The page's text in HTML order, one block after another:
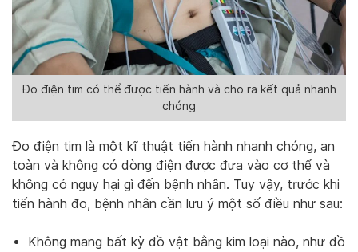
Đo điện tim có thể được tiến hành và cho ra kết quả nhanh
chóng
Đo điện tim là một kĩ thuật tiến hành nhanh chóng, an
toàn và không có dòng điện được đưa vào cơ thể và
không có nguy hại gì đến bệnh nhân. Tuy vậy, trước khi
tiến hành đo, bệnh nhân cần lưu ý một số điều như sau:
Không mang bất kỳ đồ vật bằng kim loại nào, như đồ